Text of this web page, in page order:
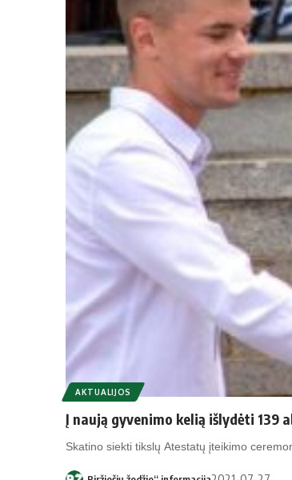
AKTUALIJOS
Į naują gyvenimo kelią išlydėti 139
Skatino siekti tikslų Atestatų įteikimo